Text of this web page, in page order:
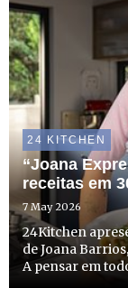
24 KITCHEN
“Joana
receitas em
7 May 2026
24Kitchen
de Joana
A pensar em